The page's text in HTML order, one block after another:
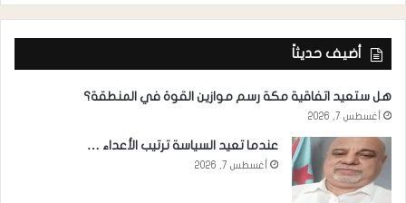
أضيف حديثاً
هل ستعيد اتفاقية مكة رسم موازين القوة في المنطقة؟
أغسطس 7, 2026
عندما تعيد السياسة ترتيب الأعداء …
أغسطس 7, 2026